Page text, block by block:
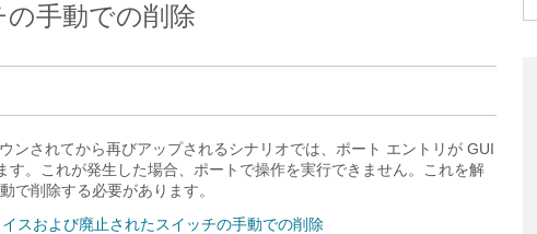
手動での削除
ンされてから再びアップされるシナリオでは、ポート エントリが GUI
す。これが発生した場合、ポートで操作を実行できません。これを解
で削除する必要があります。
スおよび廃止されたスイッチの手動での削除